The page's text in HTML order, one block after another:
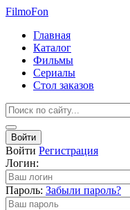
FilmoFon
Главная
Каталог
Фильмы
Сериалы
Стол заказов
Войти
Войти Регистрация
Логин:
Пароль: Забыли пароль?